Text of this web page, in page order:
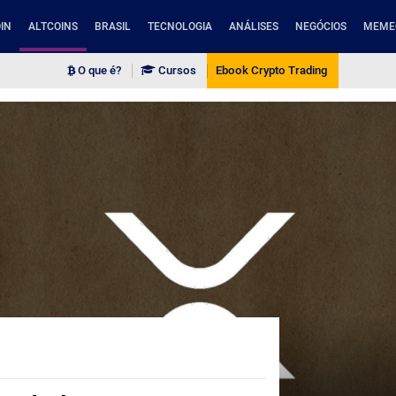
ALTCOINS BRASIL TECNOLOGIA ANÁLISES NEGÓCIOS
O que é? Cursos Ebook Crypto Trading